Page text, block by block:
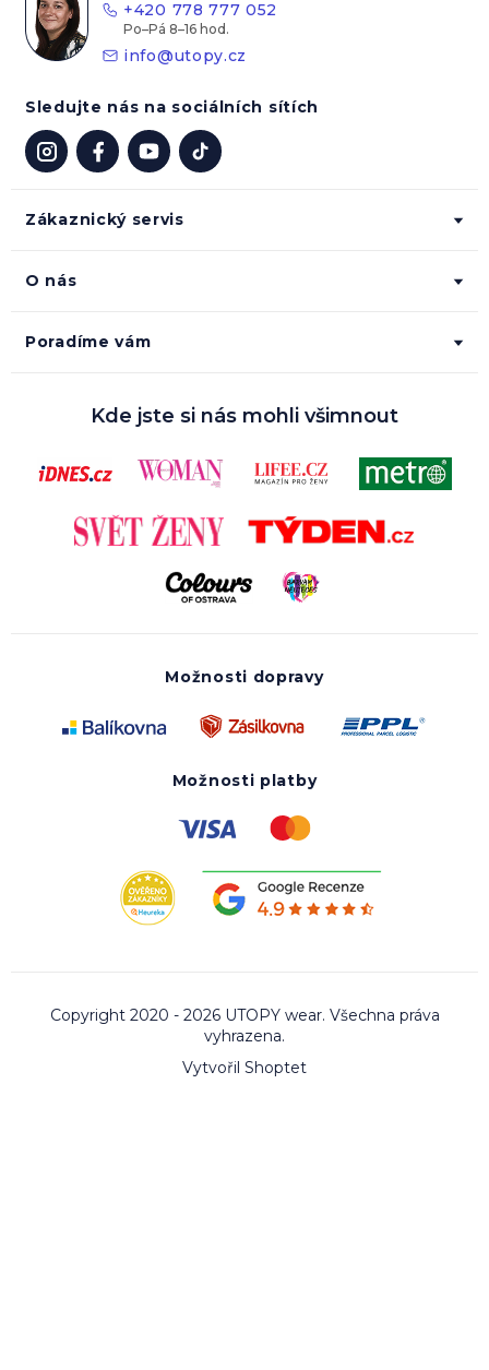
Zákaznický servis
O nás
Poradíme vám
+420 778 777 052
info@utopy.cz
Sledujte nás na sociálních sítích
Kde jste si nás mohli všimnout
Možnosti dopravy
Možnosti platby
Vytvořil Shoptet
Copyright 2020 - 2026 UTOPY wear. Všechna práva
vyhrazena.